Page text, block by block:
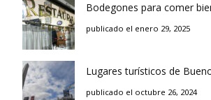
Bodegones para comer
publicado el enero 29, 2025
Lugares turísticos de
publicado el octubre 26, 2024